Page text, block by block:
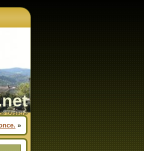
l'Ardèche
»